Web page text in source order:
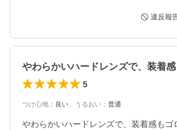
違反報
5
つけ心地 ： 良い うるおい ： 普通
やわらかいハードレンズで、装着感もゴ